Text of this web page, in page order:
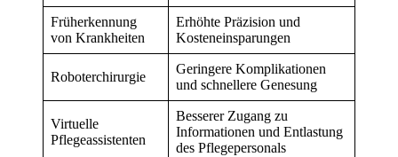
Früherkennung
von Krankheiten
Erhöhte Präzision und
Kosteneinsparungen
Roboterchirurgie
Geringere Komplikationen
und schnellere Genesung
Virtuelle
Pflegeassistenten
Besserer Zugang zu
Informationen und Entlastung
des Pflegepersonals